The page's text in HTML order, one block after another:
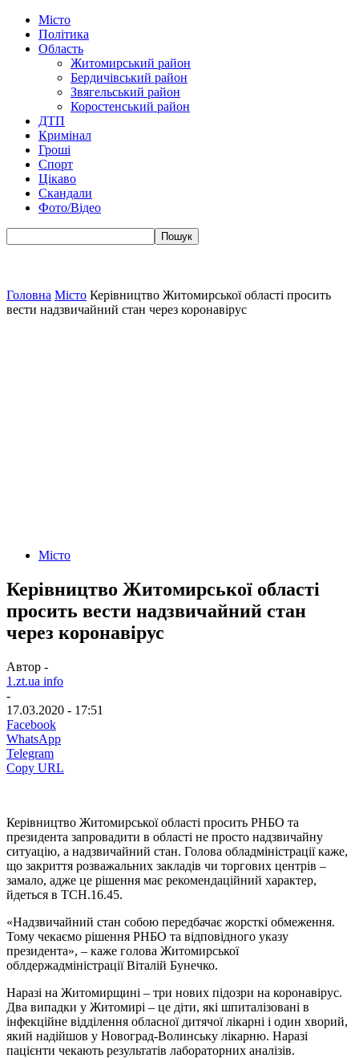
Місто
Політика
Область
Житомирський район
Бердичівський район
Звягельський район
Коростенський район
ДТП
Кримінал
Гроші
Спорт
Цікаво
Скандали
Фото/Відео
Головна Місто Керівництво Житомирської області просить
вести надзвичайний стан через коронавірус
Місто
Керівництво Житомирської області
просить вести надзвичайний стан
через коронавірус
Автор -
1.zt.ua info
-
17.03.2020 - 17:51
Facebook
WhatsApp
Telegram
Copy URL
Керівництво Житомирської області просить РНБО та
президента запровадити в області не просто надзвичайну
ситуацію, а надзвичайний стан. Голова обладміністрації каже,
що закриття розважальних закладів чи торгових центрів –
замало, адже це рішення має рекомендаційний характер,
йдеться в ТСН.16.45.
«Надзвичайний стан собою передбачає жорсткі обмеження.
Тому чекаємо рішення РНБО та відповідного указу
президента», – каже голова Житомирської
облдержадміністрації Віталій Бунечко.
Наразі на Житомирщині – три нових підозри на коронавірус.
Два випадки у Житомирі – це діти, які шпиталізовані в
інфекційне відділення обласної дитячої лікарні і один хворий,
який надійшов у Новоград-Волинську лікарню. Наразі
пацієнти чекають результатів лабораторних аналізів.